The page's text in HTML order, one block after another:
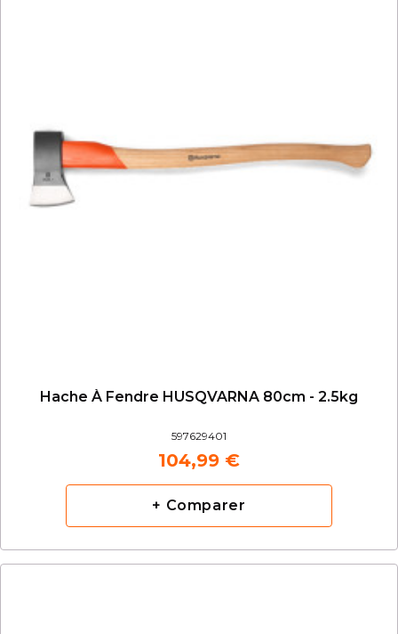
Hache À Fendre HUSQVARNA 80cm - 2.5kg
597629401
104,99 €
+ Comparer